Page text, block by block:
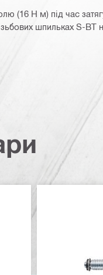
(16 Н м) під час
шпильках S-BT